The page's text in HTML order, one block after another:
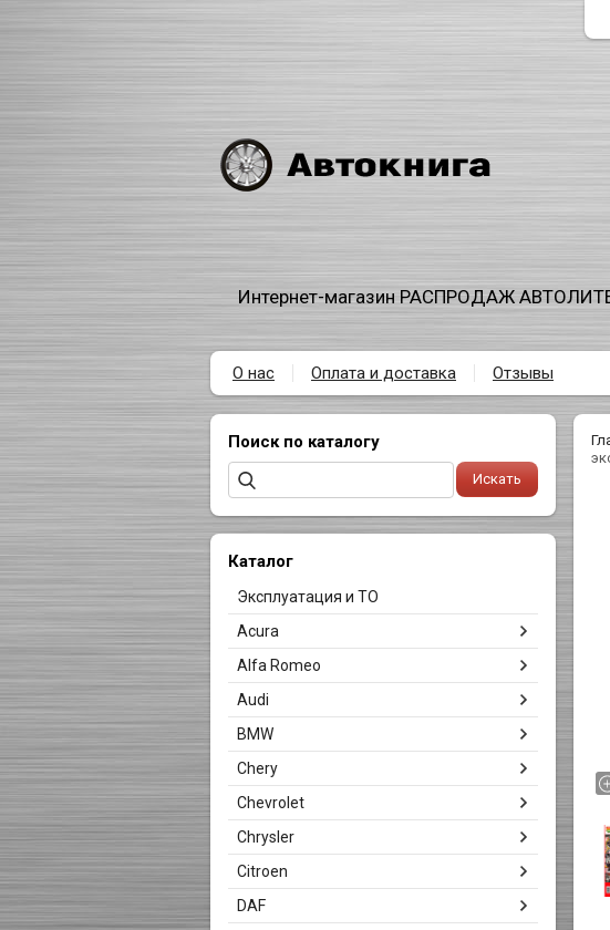
Интернет-магазин РАСПРОДАЖ
О нас Оплата и доставка Отзывы
Поиск по каталогу
Каталог
Эксплуатация и ТО
Acura
Alfa Romeo
Audi
BMW
Chery
Chevrolet
Chrysler
Citroen
DAF